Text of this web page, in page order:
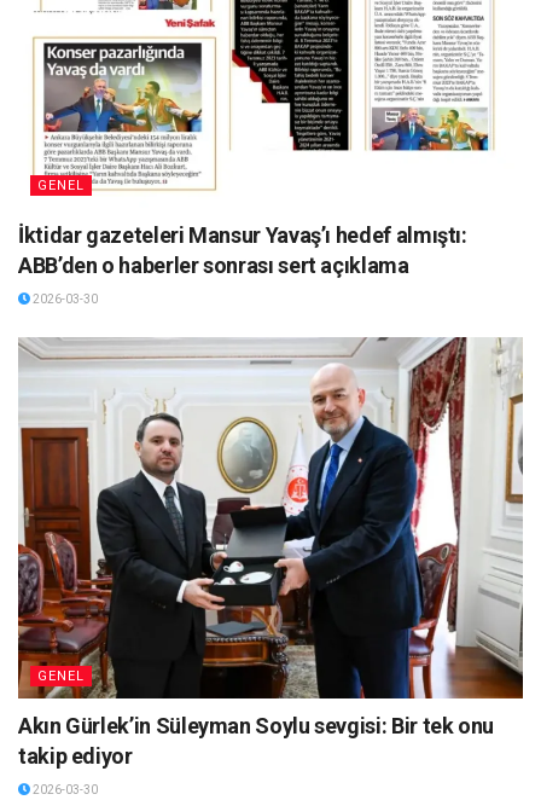
GENEL
İktidar gazeteleri Mansur Yavaş’ı hedef almıştı:
ABB’den o haberler sonrası sert açıklama
2026-03-30
GENEL
Akın Gürlek’in Süleyman Soylu sevgisi: Bir tek onu
takip ediyor
2026-03-30